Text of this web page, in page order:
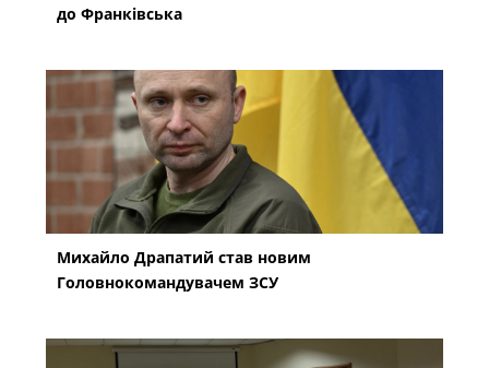
до Франківська
Михайло Драпатий став новим
Головнокомандувачем ЗСУ